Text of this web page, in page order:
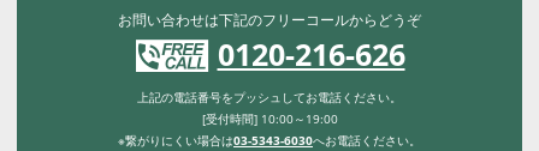
お問い合わせは下記のフリーコールからどうぞ
0120-216-626
上記の電話番号をプッシュしてお電話ください。
[受付時間] 10:00～19:00
※繋がりにくい場合は03-5343-6030へお電話ください。